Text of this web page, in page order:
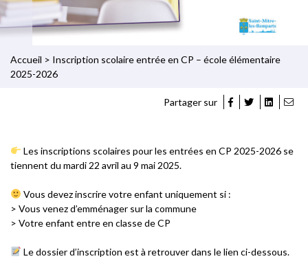
Accueil > Inscription scolaire entrée en CP – école élémentaire
2025-2026
Partager sur
Les inscriptions scolaires pour les entrées en CP 2025-2026 se
tiennent du mardi 22 avril au 9 mai 2025.
Vous devez inscrire votre enfant uniquement si :
> Vous venez d’emménager sur la commune
> Votre enfant entre en classe de CP
Le dossier d’inscription est à retrouver dans le lien ci-dessous.